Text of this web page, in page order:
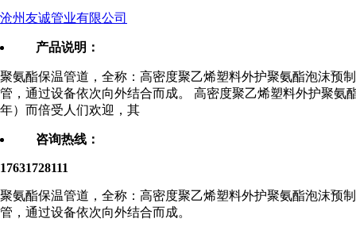
沧州友诚管业有限公司
产品说明：
聚氨酯保温管道，全称：高密度聚乙烯塑料外护聚氨酯泡沫预
管，通过设备依次向外结合而成。 高密度聚乙烯塑料外护聚氨
年）而倍受人们欢迎，其
咨询热线：
17631728111
聚氨酯保温管道，全称：高密度聚乙烯塑料外护聚氨酯泡沫预
管，通过设备依次向外结合而成。